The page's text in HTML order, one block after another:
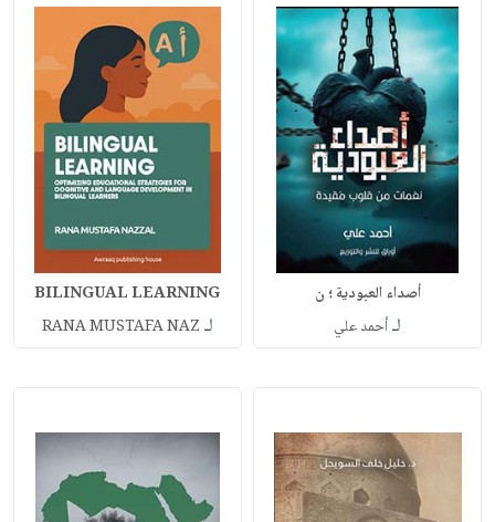
أصداء العبودية ؛ ن
لـأحمد علي
BILINGUAL LEARNING
لـ RANA MUSTAFA NAZ